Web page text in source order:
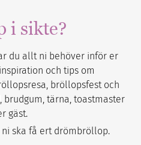
i sikte?
du allt ni behöver inför er
och tips om
bröllopsfest och
tärna, toastmaster
gäst.
ska få ert drömbröllop.